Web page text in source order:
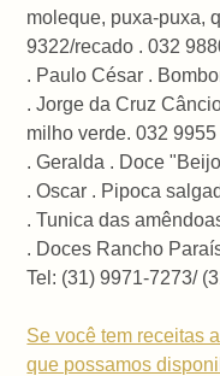
moleque, puxa-puxa,
9322/recado . 032
. Paulo César .
. Jorge da Cruz
milho verde. 032
. Geralda . Doce
. Oscar . Pipoca
. Tunica das
. Doces Rancho
Tel: (31) 9971-7273/
Se você tem receitas
que possamos